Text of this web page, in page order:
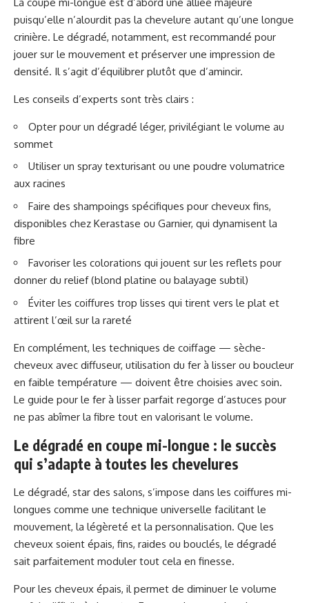
puisqu’elle n’alourdit pas la chevelure autant qu’une longue
crinière. Le dégradé, notamment, est recommandé pour
jouer sur le mouvement et préserver une impression de
densité. Il s’agit d’équilibrer plutôt que d’amincir.
Les conseils d’experts sont très clairs :
Opter pour un dégradé léger, privilégiant le volume au
sommet
Utiliser un spray texturisant ou une poudre volumatrice
aux racines
Faire des shampoings spécifiques pour cheveux fins,
disponibles chez Kerastase ou Garnier, qui dynamisent la
fibre
Favoriser les colorations qui jouent sur les reflets pour
donner du relief (blond platine ou balayage subtil)
Éviter les coiffures trop lisses qui tirent vers le plat et
attirent l’œil sur la rareté
En complément, les techniques de coiffage — sèche-
cheveux avec diffuseur, utilisation du fer à lisser ou boucleur
en faible température — doivent être choisies avec soin.
Le guide pour le fer à lisser parfait regorge d’astuces pour
ne pas abîmer la fibre tout en valorisant le volume.
Le dégradé en coupe mi-longue : le succès
qui s’adapte à toutes les chevelures
Le dégradé, star des salons, s’impose dans les coiffures mi-
longues comme une technique universelle facilitant le
mouvement, la légèreté et la personnalisation. Que les
cheveux soient épais, fins, raides ou bouclés, le dégradé
sait parfaitement moduler tout cela en finesse.
Pour les cheveux épais, il permet de diminuer le volume